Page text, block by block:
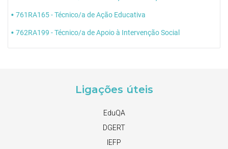
761RA165 - Técnico/a de Ação Educativa
762RA199 - Técnico/a de Apoio à Intervenção Social
Ligações úteis
EduQA
DGERT
IEFP